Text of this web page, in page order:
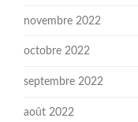
novembre 2022
octobre 2022
septembre 2022
août 2022